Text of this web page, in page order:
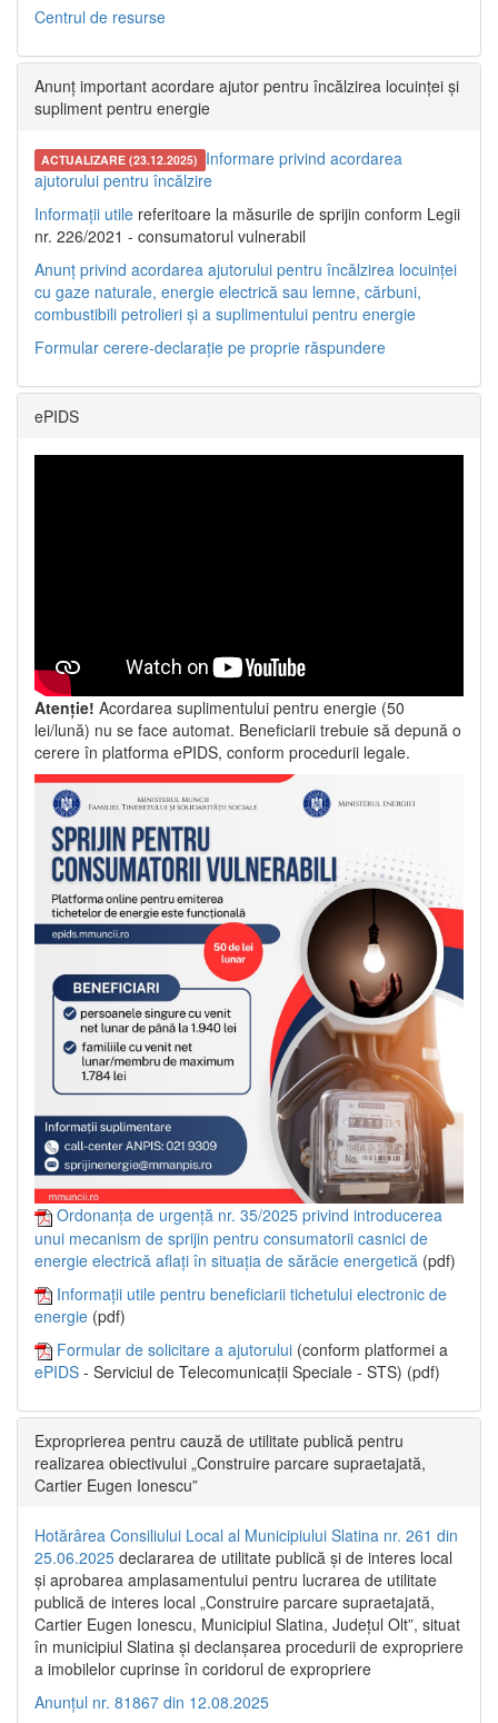
Centrul de resurse
Anunț important acordare ajutor pentru încălzirea locuinței și
supliment pentru energie
ACTUALIZARE (23.12.2025) Informare privind acordarea
ajutorului pentru încălzire
Informații utile referitoare la măsurile de sprijin conform Legii
nr. 226/2021 - consumatorul vulnerabil
Anunț privind acordarea ajutorului pentru încălzirea locuinței
cu gaze naturale, energie electrică sau lemne, cărbuni,
combustibili petrolieri și a suplimentului pentru energie
Formular cerere-declarație pe proprie răspundere
ePIDS
Atenție! Acordarea suplimentului pentru energie (50
lei/lună) nu se face automat. Beneficiarii trebuie să depună o
cerere în platforma ePIDS, conform procedurii legale.
Ordonanța de urgență nr. 35/2025 privind introducerea
unui mecanism de sprijin pentru consumatorii casnici de
energie electrică aflați în situația de sărăcie energetică (pdf)
Informații utile pentru beneficiarii tichetului electronic de
energie (pdf)
Formular de solicitare a ajutorului (conform platformei a
ePIDS - Serviciul de Telecomunicații Speciale - STS) (pdf)
Exproprierea pentru cauză de utilitate publică pentru
realizarea obiectivului „Construire parcare supraetajată,
Cartier Eugen Ionescu”
Hotărârea Consiliului Local al Municipiului Slatina nr. 261 din
25.06.2025 declararea de utilitate publică și de interes local
și aprobarea amplasamentului pentru lucrarea de utilitate
publică de interes local „Construire parcare supraetajată,
Cartier Eugen Ionescu, Municipiul Slatina, Județul Olt”, situat
în municipiul Slatina și declanșarea procedurii de expropriere
a imobilelor cuprinse în coridorul de expropriere
Anunțul nr. 81867 din 12.08.2025